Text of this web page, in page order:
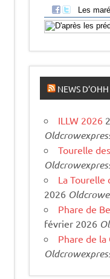
NEWS D’OHH
ILLW 2026
Tourelle
La Tourelle
2026
Phare de
février 2026
Phare de la